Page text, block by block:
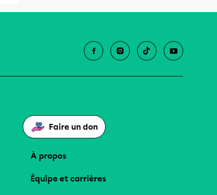
Faire un don
À propos
Équipe et carrières